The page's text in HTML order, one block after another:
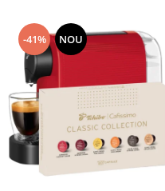
-41% NOU